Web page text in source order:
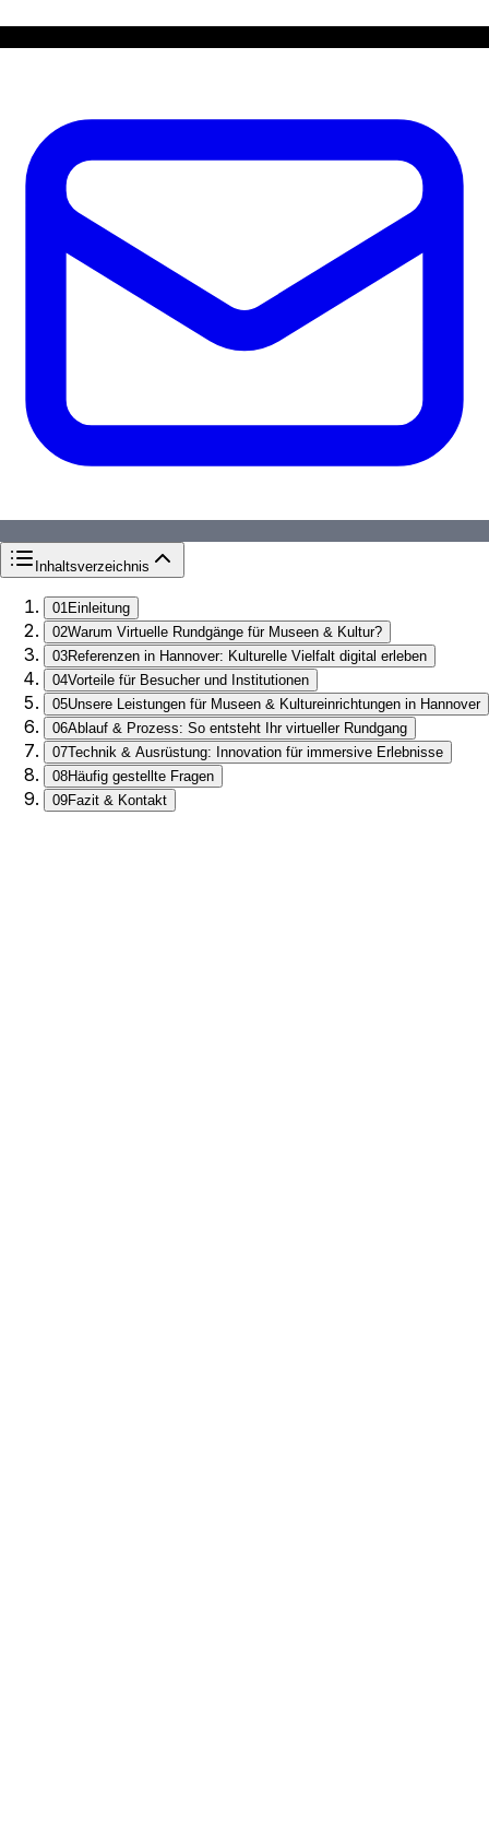
Inhaltsverzeichnis
01 Einleitung
02Warum Virtuelle Rundgänge für Museen & Kultur?
03Referenzen in Hannover: Kulturelle Vielfalt digital erleben
04Vorteile für Besucher und Institutionen
05Unsere Leistungen für Museen & Kultureinrichtungen in Hannover
06Ablauf & Prozess: So entsteht Ihr virtueller Rundgang
07Technik & Ausrüstung: Innovation für immersive Erlebnisse
08Häufig gestellte Fragen
09Fazit & Kontakt